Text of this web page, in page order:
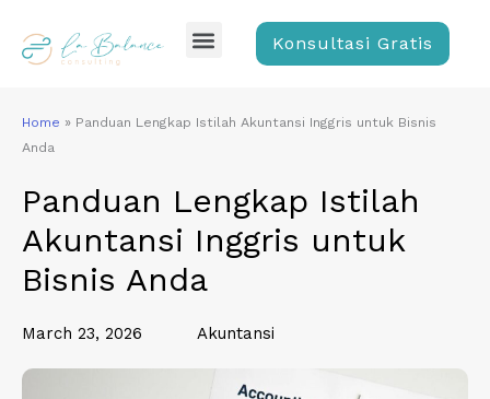
content
Menu Konsultasi Gratis
Home » Panduan Lengkap Istilah Akuntansi Inggris untuk Bisnis
Anda
Panduan Lengkap Istilah
Akuntansi Inggris untuk
Bisnis Anda
March 23, 2026 Akuntansi